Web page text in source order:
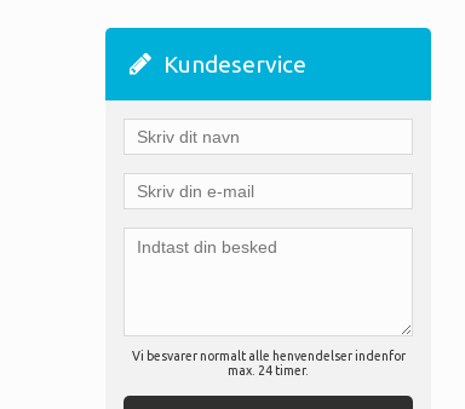
Kundeservice
Vi besvarer normalt alle henvendelser indenfor
max. 24 timer.